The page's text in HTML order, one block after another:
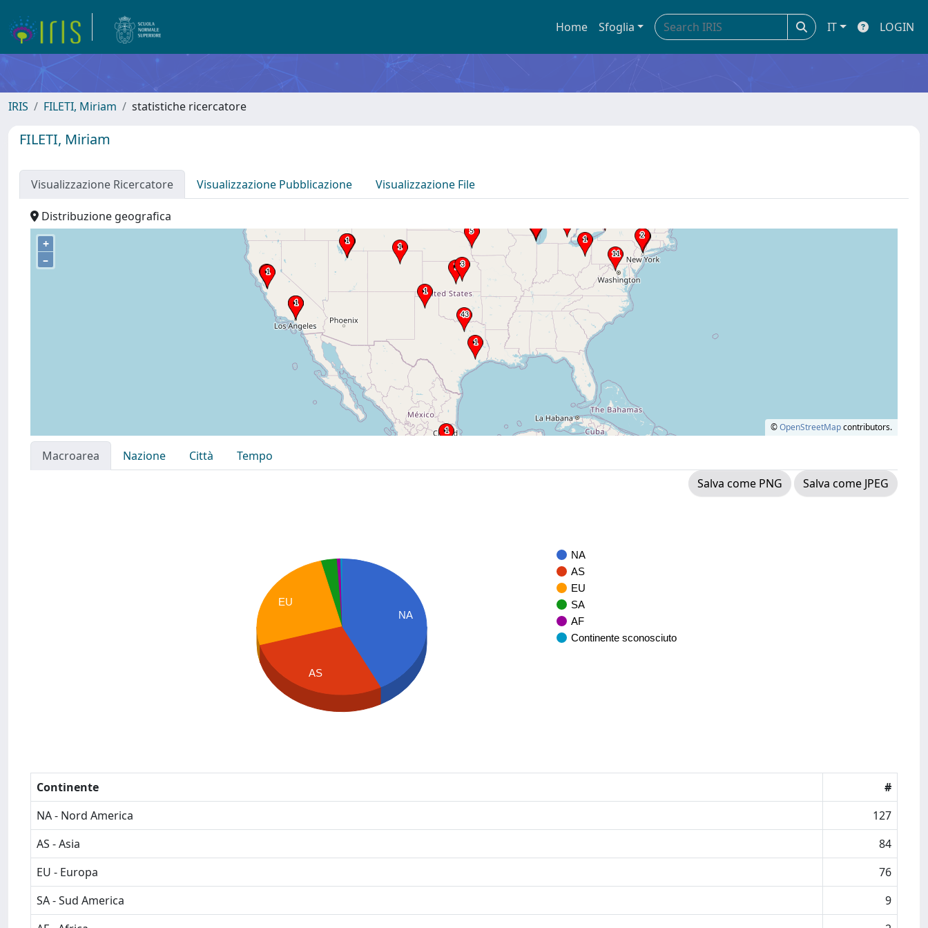
Home Sfoglia IT LOGIN
IRIS FILETI, Miriam statistiche ricercatore
FILETI, Miriam
Visualizzazione Ricercatore Visualizzazione Pubblicazione Visualizzazione File
Distribuzione geografica
+
–
©OpenStreetMapcontributors.
Macroarea Nazione Città
Tempo
Salva come PNG
Salva come JPEG
NA
AS
EU
SA
AF
Continente sconosciuto
NA
EU
AS
Continente
#
NA - Nord America
127
AS - Asia
84
EU - Europa
76
SA - Sud America
9